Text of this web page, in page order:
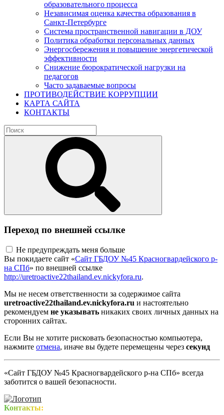
образовательного процесса
Независимая оценка качества образования в
Санкт-Петербурге
Система пространственной навигации в ДОУ
Политика обработки персональных данных
Энергосбережения и повышение энергетической
эффективности
Снижение бюрократической нагрузки на
педагогов
Часто задаваемые вопросы
ПРОТИВОДЕЙСТВИЕ КОРРУПЦИИ
КАРТА САЙТА
КОНТАКТЫ
Переход по внешней ссылке
Не предупреждать меня больше
Вы покидаете сайт «Сайт ГБДОУ №45 Красногвардейского р-
на СПб» по внешней ссылке
http://uretroactive22thailand.ev.nickyfora.ru.
Мы не несем ответственности за содержимое сайта
uretroactive22thailand.ev.nickyfora.ru и настоятельно
рекомендуем не указывать никаких своих личных данных на
сторонних сайтах.
Если Вы не хотите рисковать безопасностью компьютера,
нажмите отмена, иначе вы будете перемещены через секунд
«Сайт ГБДОУ №45 Красногвардейского р-на СПб» всегда
заботится о вашей безопасности.
Контакты: